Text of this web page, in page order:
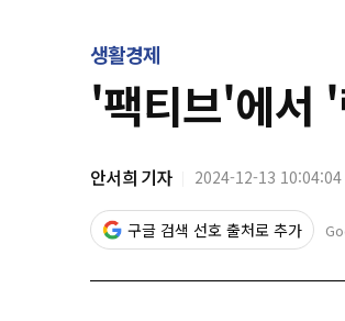
생활경제
'팩티브'에서
안서희 기자 2024-12-13 10:04:04
구글 검색 선호 출처로 추가